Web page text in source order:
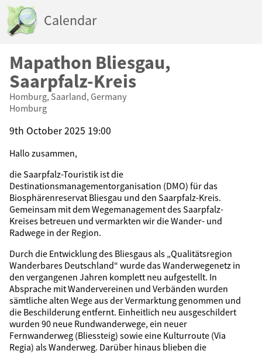
Calendar
Mapathon Bliesgau,
Saarpfalz-Kreis
Homburg, Saarland, Germany
Homburg
9th October 2025 19:00
Hallo zusammen,
die Saarpfalz-Touristik ist die
Destinationsmanagementorganisation (DMO) für das
Biosphärenreservat Bliesgau und den Saarpfalz-Kreis.
Gemeinsam mit dem Wegemanagement des Saarpfalz-
Kreises betreuen und vermarkten wir die Wander- und
Radwege in der Region.
Durch die Entwicklung des Bliesgaus als „Qualitätsregion
Wanderbares Deutschland“ wurde das Wanderwegenetz in
den vergangenen Jahren komplett neu aufgestellt. In
Absprache mit Wandervereinen und Verbänden wurden
sämtliche alten Wege aus der Vermarktung genommen und
die Beschilderung entfernt. Einheitlich neu ausgeschildert
wurden 90 neue Rundwanderwege, ein neuer
Fernwanderweg (Bliessteig) sowie eine Kulturroute (Via
Regia) als Wanderweg. Darüber hinaus blieben die